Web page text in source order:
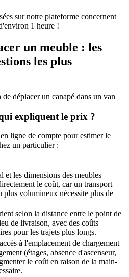
sur notre plateforme concernent
1 heure !
un meuble : les
les plus
expliquent le prix ?
ligne de compte pour estimer le
un particulier :
et les dimensions des meubles
le coût, car un transport
plus volumineux nécessite plus de
selon la distance entre le point de
de livraison, avec des coûts
pour les trajets plus longs.
à l'emplacement de chargement
(étages, absence d'ascenseur,
le coût en raison de la main-